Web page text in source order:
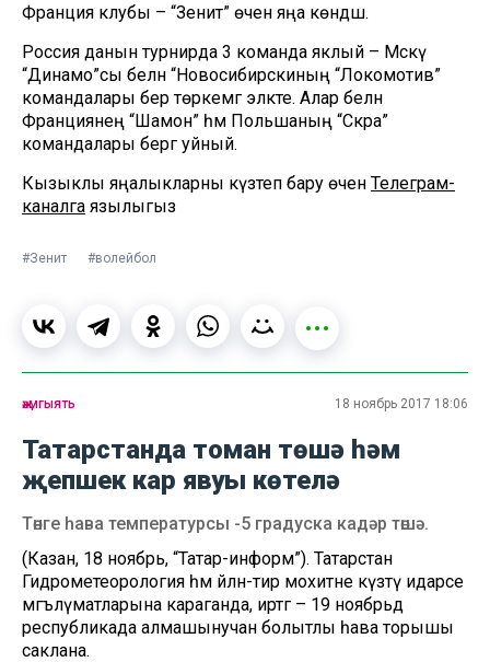
Франция клубы – “Зенит” өчен яңа көндәш.
Россия данын турнирда 3 команда яклый – Мәскәү
“Динамо”сы белән “Новосибирскиның “Локомотив”
командалары бер төркемгә эләкте. Алар белән
Франциянең “Шамон” һәм Польшаның “Скра”
командалары бергә уйный.
Кызыклы яңалыкларны күзәтеп бару өчен Телеграм-
каналга язылыгыз
#Зенит #волейбол
җәмгыять 18 ноябрь 2017 18:06
Татарстанда томан төшә һәм
җепшек кар явуы көтелә
Төнге һава температурсы -5 градуска кадәр төшә.
(Казан, 18 ноябрь, “Татар-информ”). Татарстан
Гидрометеорология һәм әйләнә-тирә мохитне күзәтү идарәсе
мәгълүматларына караганда, иртәгә – 19 ноябрьдә
республикада алмашынучан болытлы һава торышы
саклана.